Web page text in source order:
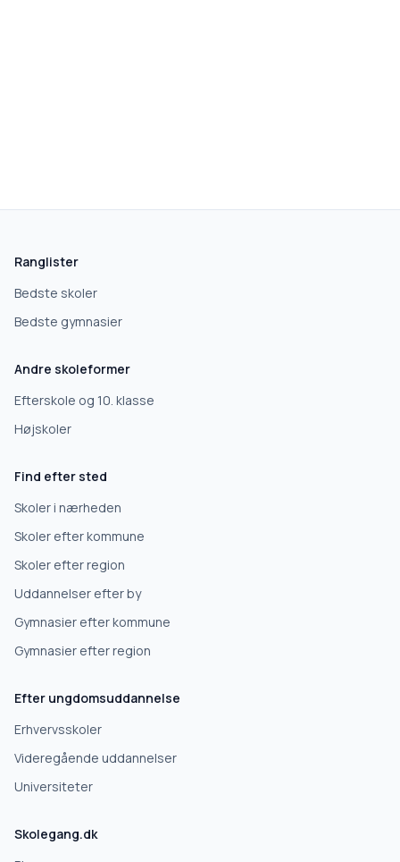
Hvad leder du efter?
Grundskole
10. klasse
Erhvervsuddannelse
Videregående uddannelse
Ranglister
Bedste skoler
Bedste gymnasier
Andre skoleformer
Efterskole og 10. klasse
Højskoler
Find efter sted
Skoler i nærheden
Skoler efter kommune
Skoler efter region
Uddannelser efter by
Gymnasier efter kommune
Gymnasier efter region
Efter ungdomsuddannelse
Erhvervsskoler
Videregående uddannelser
Universiteter
Skolegang.dk